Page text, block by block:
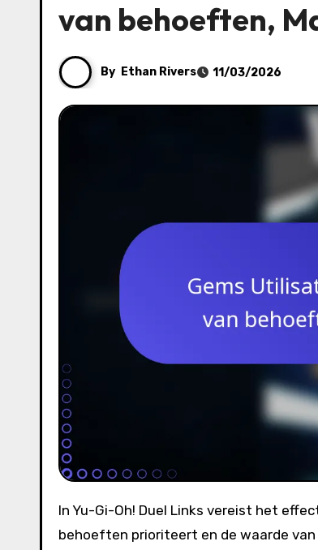
van behoeften,
By Ethan Rivers 11/03/2026
In Yu-Gi-Oh! Duel Links vereist het effectief besteden van edelstenen een strategische aanpak die jouw
behoeften prioriteert en de waarde